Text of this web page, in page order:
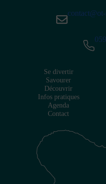
Se divertir
Savourer
Découvrir
Infos pratiques
Agenda
Contact